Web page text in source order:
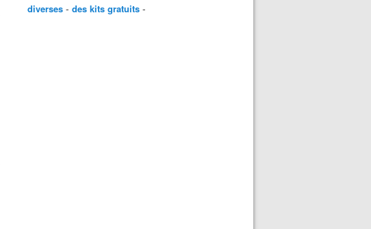
diverses - des kits gratuits -